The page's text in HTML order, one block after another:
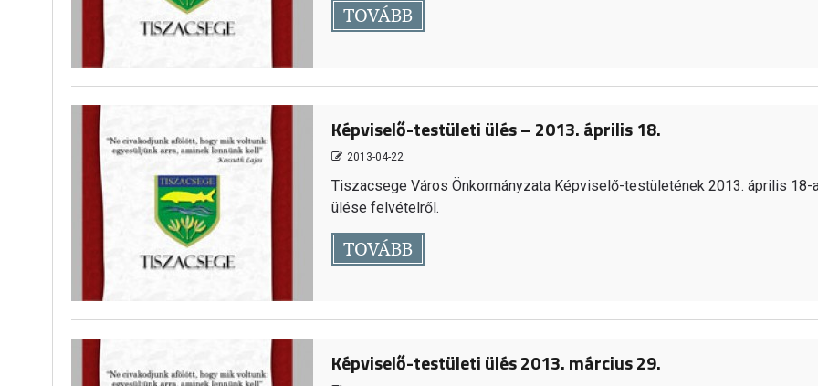
TOVÁBB
Képviselő-testületi ülés – 2013. április 18.
2013-04-22
Tiszacsege Város Önkormányzata Képviselő-testületének 2013. április 18-
ülése felvételről.
TOVÁBB
Képviselő-testületi ülés 2013. március 29.